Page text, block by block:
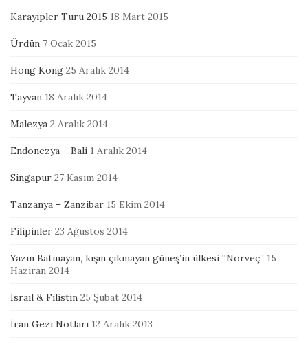
Karayipler Turu 2015 18 Mart 2015
Ürdün 7 Ocak 2015
Hong Kong 25 Aralık 2014
Tayvan 18 Aralık 2014
Malezya 2 Aralık 2014
Endonezya – Bali 1 Aralık 2014
Singapur 27 Kasım 2014
Tanzanya – Zanzibar 15 Ekim 2014
Filipinler 23 Ağustos 2014
Yazın Batmayan, kışın çıkmayan güneş’in ülkesi “Norveç” 15
Haziran 2014
İsrail & Filistin 25 Şubat 2014
İran Gezi Notları 12 Aralık 2013